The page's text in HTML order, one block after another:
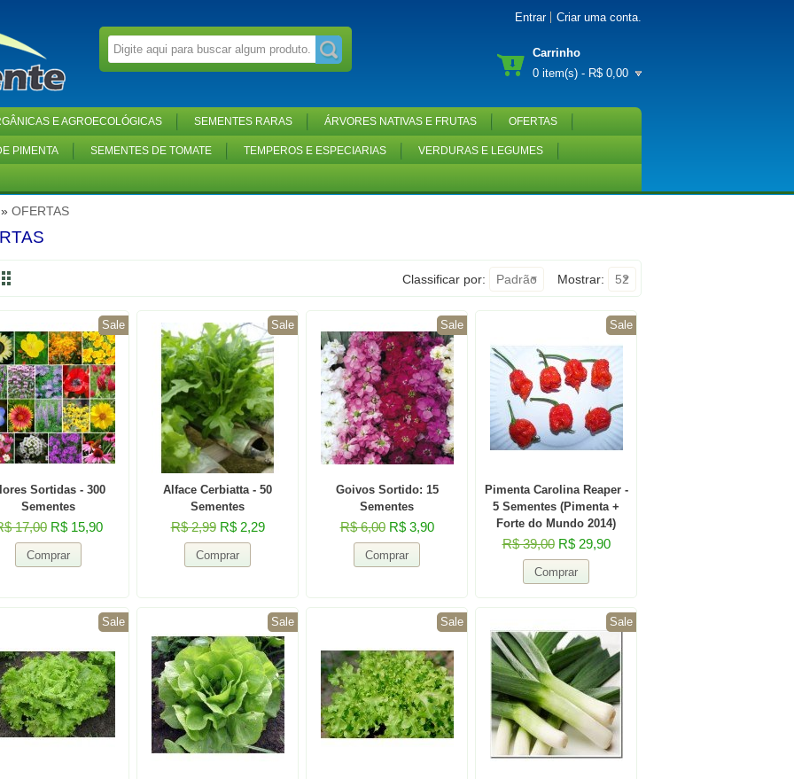
Entrar Criar uma conta.
Carrinho
0 item(s) - R$ 0,00
E AGROECOLÓGICAS SEMENTES RARAS ÁRVORES NATIVAS E FRUTAS OFERTAS
PIMENTA SEMENTES DE TOMATE TEMPEROS E ESPECIARIAS VERDURAS E LEGUMES
OFERTAS
Mostrar: 52
Classificar por: Padrão
Sale
Sortidas - 300
Sementes
17,00 R$ 15,90
Sale
Alface Cerbiatta - 50
Sementes
R$ 2,99 R$ 2,29
Sale
Goivos Sortido: 15
Sementes
R$ 6,00 R$ 3,90
Sale
Pimenta Carolina Reaper -
5 Sementes (Pimenta +
Forte do Mundo 2014)
R$ 39,00 R$ 29,90
Sale Sale Sale Sale